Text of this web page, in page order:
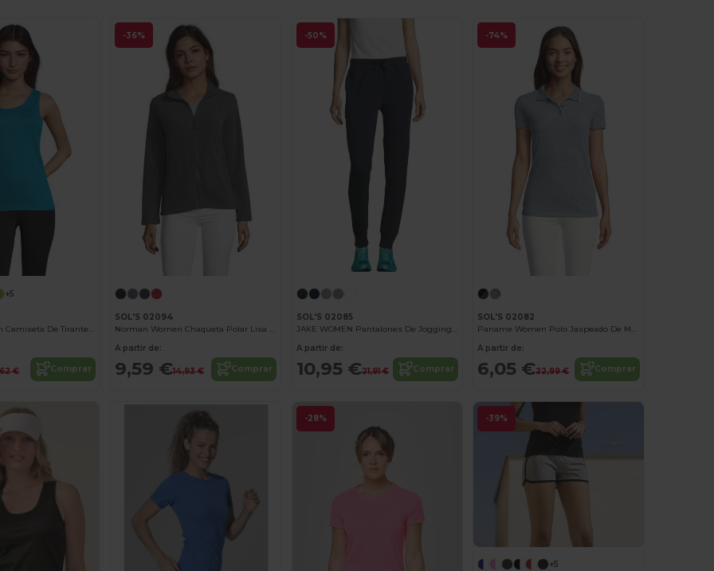
+5
Sporty Tt Women Camiseta De Tirantes De Deporte De Mujer
€ Comprar
-36%
SOL'S 02094
Norman Women Chaqueta Polar Lisa De Mujer
A partir de:
9,59 €14,93 € Comprar
-50%
SOL'S 02085
JAKE WOMEN Pantalones De Jogging De Mujer Con Corte Ajustado
A partir de:
10,95 €21,91 € Comprar
-74%
SOL'S 02082
Paname Women Polo Jaspeado De Mujer
A partir de:
6,05 €22,99 € Comprar
-28% -39%
+5